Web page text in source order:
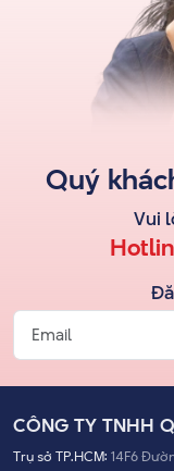
Quý
Vui
CÔNG TY TNHH
Trụ sở TP.HCM: 14F6